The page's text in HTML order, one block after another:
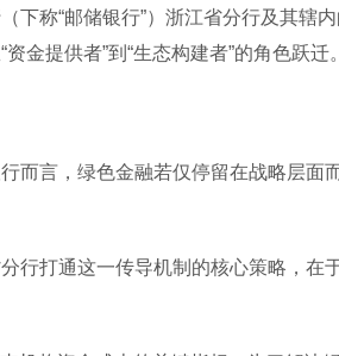
下称“邮储银行”）浙江省分行及其辖
金提供者”到“生态构建者”的角色跃迁。
言，绿色金融若仅停留在战略层面
打通这一传导机制的核心策略，在